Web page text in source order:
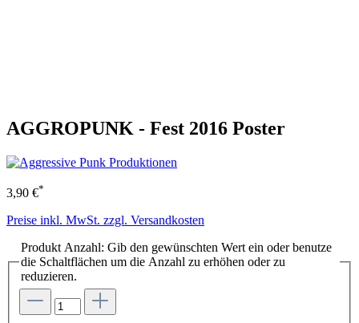
AGGROPUNK - Fest 2016 Poster
3,90 €*
Preise inkl. MwSt. zzgl. Versandkosten
Produkt Anzahl: Gib den gewünschten Wert ein oder benutze
die Schaltflächen um die Anzahl zu erhöhen oder zu
reduzieren.